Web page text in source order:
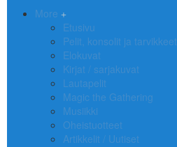
More
Etusivu
Pelit, konsolit ja tarvikkeet
Elokuvat
Kirjat / sarjakuvat
Lautapelit
Magic the Gathering
Musiikki
Oheistuotteet
Artikkelit / Uutiset